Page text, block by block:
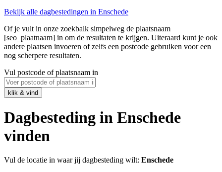
Bekijk alle dagbestedingen in Enschede
Of je vult in onze zoekbalk simpelweg de plaatsnaam
[seo_plaatnaam] in om de resultaten te krijgen. Uiteraard kunt je ook
andere plaatsen invoeren of zelfs een postcode gebruiken voor een
nog scherpere resultaten.
Vul postcode of plaatsnaam in
Dagbesteding in Enschede
vinden
Vul de locatie in waar jij dagbesteding wilt: Enschede